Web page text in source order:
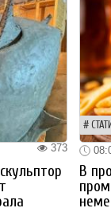
373
В